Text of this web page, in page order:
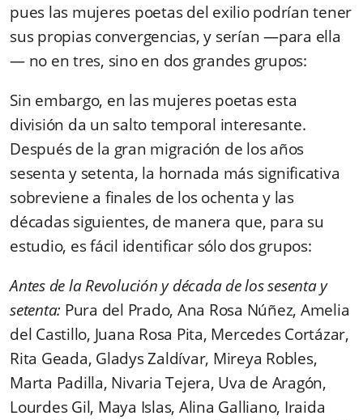
pues las mujeres poetas del exilio podrían tener
sus propias convergencias, y serían —para ella
— no en tres, sino en dos grandes grupos:
Sin embargo, en las mujeres poetas esta
división da un salto temporal interesante.
Después de la gran migración de los años
sesenta y setenta, la hornada más significativa
sobreviene a finales de los ochenta y las
décadas siguientes, de manera que, para su
estudio, es fácil identificar sólo dos grupos:
Antes de la Revolución y década de los sesenta y
setenta: Pura del Prado, Ana Rosa Núñez, Amelia
del Castillo, Juana Rosa Pita, Mercedes Cortázar,
Rita Geada, Gladys Zaldívar, Mireya Robles,
Marta Padilla, Nivaria Tejera, Uva de Aragón,
Lourdes Gil, Maya Islas, Alina Galliano, Iraida